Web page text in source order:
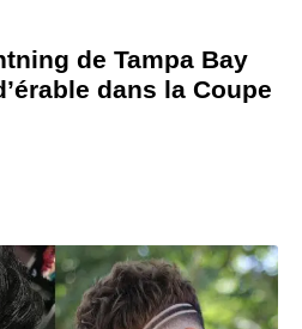
de Tampa Bay
dans la Coupe